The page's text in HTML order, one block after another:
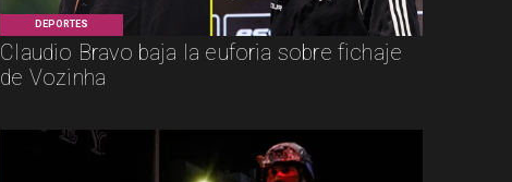
DEPORTES
Claudio Bravo baja la euforia sobre fichaje
de Vozinha